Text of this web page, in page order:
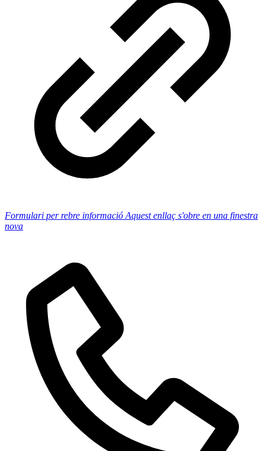
Formulari per rebre informacióAquest enllaç s'obre en una finestra
nova